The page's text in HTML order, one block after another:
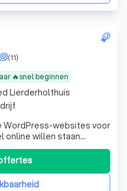
🔥snel beginnen
(11)
websites voor
online willen staan
maar lopen vast op
e-mail, WordPress,
Wij
Lierderholthuis